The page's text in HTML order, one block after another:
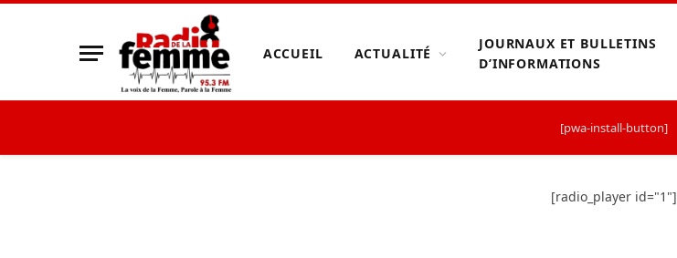
ACCUEIL ACTUALITÉ
JOURNAUX ET BULLETINS
D’INFORMATIONS
[pwa-install-button]
[radio_player id="1"]